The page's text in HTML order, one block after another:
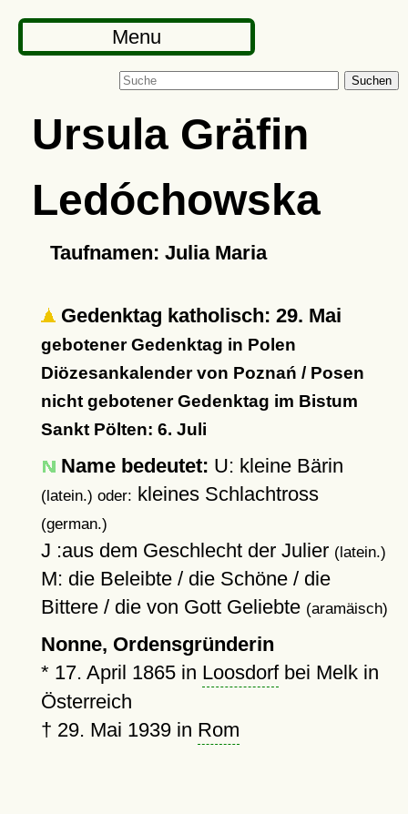
Menu
Suchen
Ursula Gräfin
Ledóchowska
Taufnamen: Julia Maria
Gedenktag katholisch: 29. Mai
gebotener Gedenktag in Polen
Diözesankalender von Poznań / Posen
nicht gebotener Gedenktag im Bistum
Sankt Pölten: 6. Juli
Name bedeutet: U: kleine Bärin
(latein.) oder: kleines Schlachtross
(german.)
J :aus dem Geschlecht der Julier (latein.)
M: die Beleibte / die Schöne / die
Bittere / die von Gott Geliebte (aramäisch)
Nonne, Ordensgründerin
* 17. April 1865in Loosdorfbei Melk in
Österreich
† 29. Mai 1939in Rom